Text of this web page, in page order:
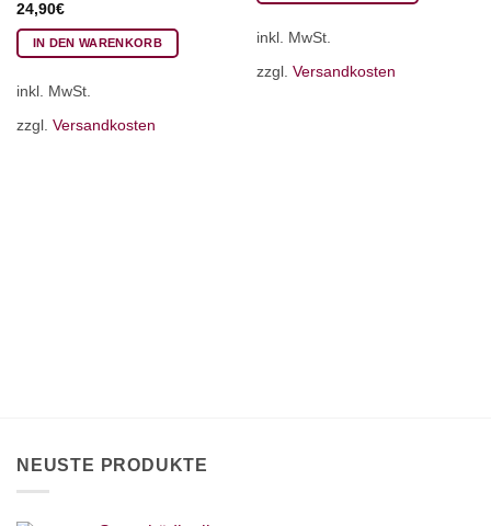
24,90€
IN DEN WARENKORB
inkl. MwSt.
zzgl. Versandkosten
inkl. MwSt.
zzgl. Versandkosten
NEUSTE PRODUKTE